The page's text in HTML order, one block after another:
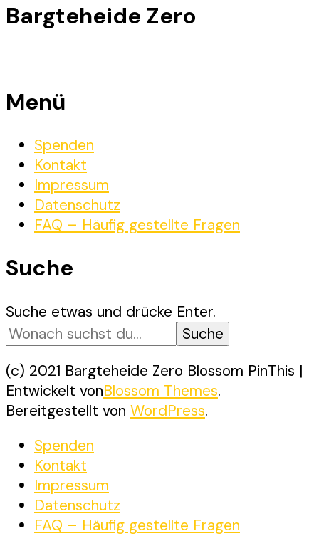
Bargteheide Zero
Menü
Spenden
Kontakt
Impressum
Datenschutz
FAQ – Häufig gestellte Fragen
Suche
Suchst
du
nach
etwas?
Suche etwas und drücke Enter.
(c) 2021 Bargteheide Zero Blossom PinThis |
Entwickelt vonBlossom Themes.
Bereitgestellt von WordPress.
Spenden
Kontakt
Impressum
Datenschutz
FAQ – Häufig gestellte Fragen